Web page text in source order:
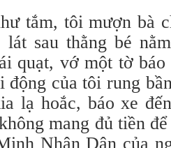
tắm, tôi mượn bà
lát sau thằng bé
quạt, vớ một tờ
động của tôi rung
lạ hoắc, báo xe
mang đủ tiền
Nhân Dân của